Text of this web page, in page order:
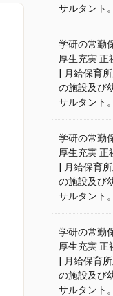
サルタント
学研の常勤
厚生充実 正
| 月給保育
の施設及び
サルタント
学研の常勤
厚生充実 正
| 月給保育
の施設及び
サルタント
学研の常勤
厚生充実 正
| 月給保育
の施設及び
サルタント